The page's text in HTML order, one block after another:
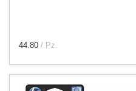
44.80 / Pz.